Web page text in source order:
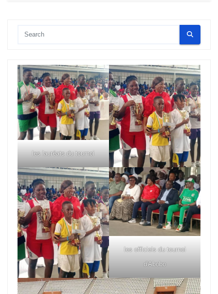
les lauréats du tournoi
les officiels du tournoi
d'Abobo